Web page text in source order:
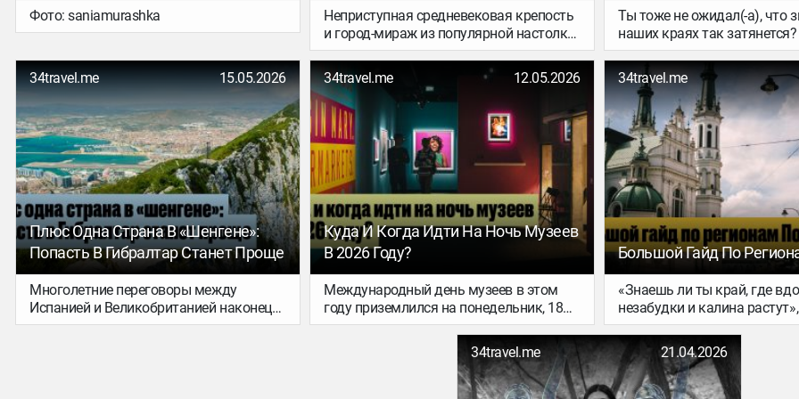
на случай, если времени не так много и
хочется выжать из путешествия
максимум, держи наши рекомендации.
Фото: saniamurashka
Неприступная средневековая крепость
и город-мираж из популярной настолки
– рассказываем, почему удивительный
Каркасон стоит включить в
путешествие по югу Франции. Как
добраться, что посмотреть в городе и
как избежать туристических толп – в
новом выпуске «Мест силы».
Ты тоже не ожидал(-а), что
наших краях так
Тем не менее, спасение
традиционной подборке
направлений из Польши,
Германии почти половина
лето. Забирай!
34travel.me 15.05.2026
Плюс Одна Страна В «Шенгене»:
Попасть В Гибралтар Станет Проще
Многолетние переговоры между
Испанией и Великобританией наконец
принесли результат: уже 15 июля 2026
34travel.me 12.05.2026
Куда И Когда Идти На Ночь Музеев
В 2026 Году?
Международный день музеев в этом
году приземлился на понедельник, 18
мая, поэтому Европа разделилась на
два лагеря: тех, кому не терпится, и тех,
кто следует традициям (и подражает
примеру Франции). Часть городов уже
34travel.me
Большой Гайд По
«Знаешь ли ты край, где
незабудки и калина
писал о Польше поэт
Гашиньски. И в самом деле,
удивительная страна. На
европейским меркам
34travel.me 21.04.2026